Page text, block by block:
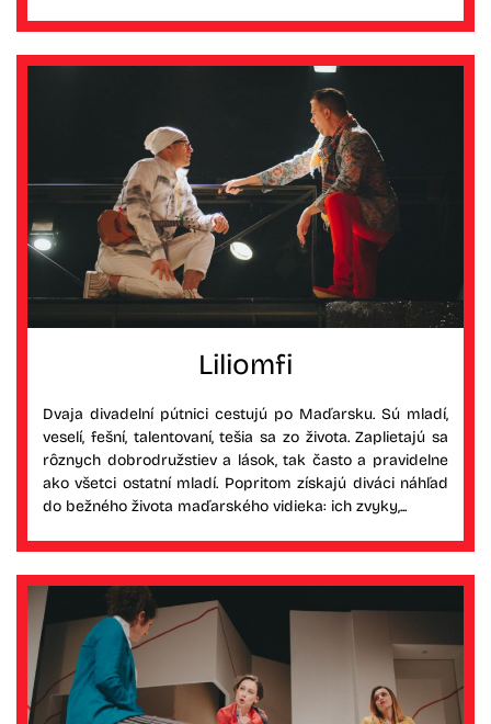
Liliomfi
Dvaja divadelní pútnici cestujú po Maďarsku. Sú mladí,
veselí, fešní, talentovaní, tešia sa zo života. Zaplietajú sa
rôznych dobrodružstiev a lások, tak často a pravidelne
ako všetci ostatní mladí. Popritom získajú diváci náhľad
do bežného života maďarského vidieka: ich zvyky,...